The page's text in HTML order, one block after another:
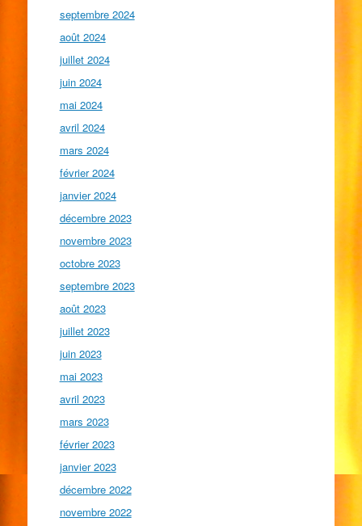
septembre 2024
août 2024
juillet 2024
juin 2024
mai 2024
avril 2024
mars 2024
février 2024
janvier 2024
décembre 2023
novembre 2023
octobre 2023
septembre 2023
août 2023
juillet 2023
juin 2023
mai 2023
avril 2023
mars 2023
février 2023
janvier 2023
décembre 2022
novembre 2022